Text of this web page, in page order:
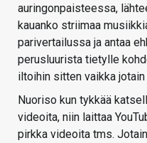
auringonpaisteessa,
kauanko striimaa
parivertailussa ja antaa
perusluurista tietylle
iltoihin sitten vaikka
Nuoriso kun tykkää
videoita, niin laittaa
pirkka videoita tms.